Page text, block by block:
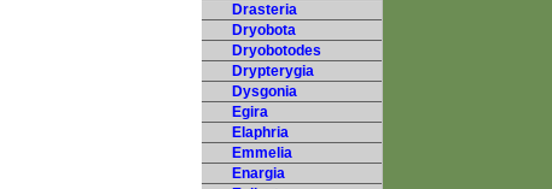
Drasteria
Dryobota
Dryobotodes
Drypterygia
Dysgonia
Egira
Elaphria
Emmelia
Enargia